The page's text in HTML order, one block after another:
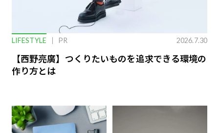
LIFESTYLE PR 2026.7.30
【西野亮廣】つくりたいものを追求できる環境の
作り方とは